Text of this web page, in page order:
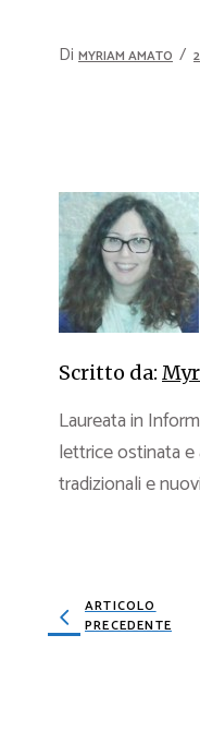
Di MYRIAM AMATO
Scritto da:
Laureata in
lettrice ostinata
tradizionali e
ARTICOLO
PRECEDENTE